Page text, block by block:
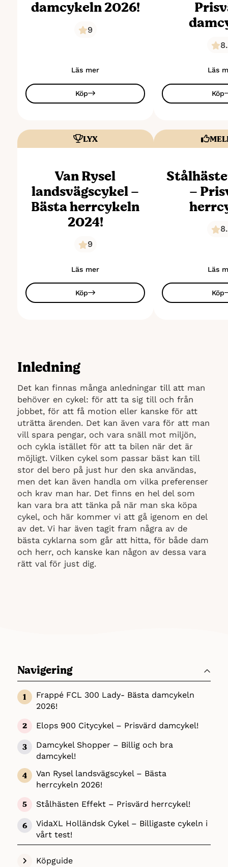
damcykeln 2026!
9
Läs mer
Köp
Läs
Köp
LYX
Van Rysel
landsvägscykel –
Bästa herrcykeln
2024!
9
Läs mer
Köp
–
Läs
Köp
Inledning
Det kan finnas många anledningar till att man
behöver en cykel: för att ta sig till och från
jobbet, för att få motion eller kanske för att
uträtta ärenden. Det kan även vara för att man
vill spara pengar, och vara snäll mot miljön,
och cykla istället för att ta bilen när det är
möjligt. Vilken cykel som passar bäst kan till
stor del bero på just hur den ska användas,
men det kan även handla om vilka preferenser
och krav man har. Det finns en hel del som
kan vara bra att tänka på när man ska köpa
cykel, och här kommer vi att gå igenom en del
av det. Vi har även tagit fram några av de
bästa cyklarna som går att hitta, för både dam
och herr, och kanske kan någon av dessa vara
rätt val för just dig.
Navigering
Frappé FCL 300 Lady- Bästa damcykeln
2026!
Elops 900 Citycykel – Prisvärd damcykel!
Damcykel Shopper – Billig och bra
damcykel!
Van Rysel landsvägscykel – Bästa
herrcykeln 2026!
Stålhästen Effekt – Prisvärd herrcykel!
VidaXL Holländsk Cykel – Billigaste cykeln i
vårt test!
Köpguide